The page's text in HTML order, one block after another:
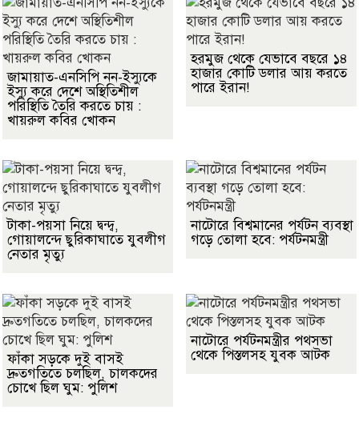
জামায়াত-এনসিপি নন-ইস্যুকে
ইস্যু করে দেশে অস্থিতিশীল
পরিস্থিতি তৈরি করতে চায় :
খায়রুল কবির খোকন
হরমুজ থেকে যেভাবে বছরে ১৪
হাজার কোটি ডলার আয় করতে
পারে ইরান!
টাকা-পয়সা নিয়ে দ্বন্দ্ব,
গোয়ালন্দে ছুরিকাঘাতে যুবলীগ
নেতার মৃত্যু
নাটোরে বিশ্বমানের পর্যটন ব্যবস্থা
গড়ে তোলা হবে: পর্যটনমন্ত্রী
ফাঁকা সড়কে দুই বাসই
দ্রুতগতিতে চলছিল, চালকদের
চোখে ছিল ঘুম: পুলিশ
নাটোরে পর্যটনমন্ত্রীর পথসভা
থেকে পিস্তলসহ যুবক আটক